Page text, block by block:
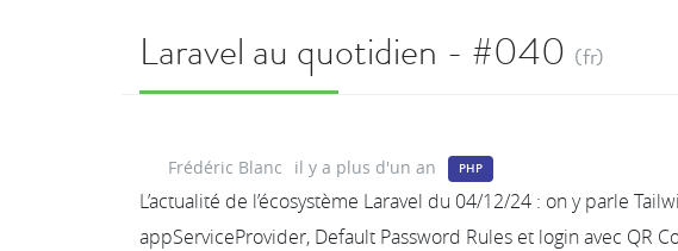
Laravel au quotidien - #040 (fr)
Frédéric Blanc il y a plus d'un an PHP
L’actualité de l’écosystème Laravel du 04/12/24 : on y parle
appServiceProvider, Default Password Rules et login avec QR